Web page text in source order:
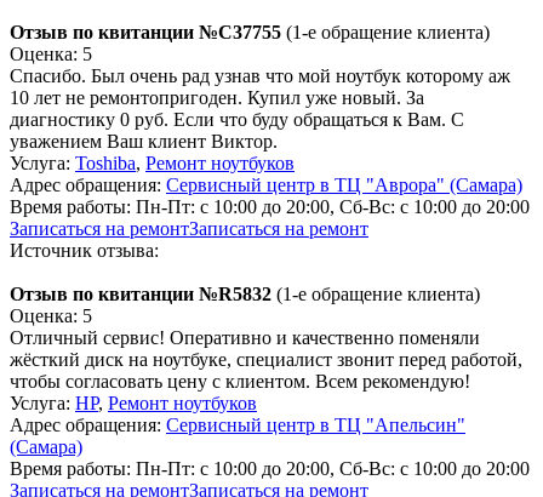
Отзыв по квитанции №C37755 (1-е обращение клиента)
Оценка: 5
Спасибо. Был очень рад узнав что мой ноутбук которому аж
10 лет не ремонтопригоден. Купил уже новый. За
диагностику 0 руб. Если что буду обращаться к Вам. С
уважением Ваш клиент Виктор.
Услуга: Toshiba, Ремонт ноутбуков
Адрес обращения: Сервисный центр в ТЦ "Аврора" (Самара)
Время работы: Пн-Пт: с 10:00 до 20:00, Сб-Вс: с 10:00 до 20:00
Записаться на ремонтЗаписаться на ремонт
Источник отзыва:
Отзыв по квитанции №R5832 (1-е обращение клиента)
Оценка: 5
Отличный сервис! Оперативно и качественно поменяли
жёсткий диск на ноутбуке, специалист звонит перед работой,
чтобы согласовать цену с клиентом. Всем рекомендую!
Услуга: HP, Ремонт ноутбуков
Адрес обращения: Сервисный центр в ТЦ "Апельсин"
(Самара)
Время работы: Пн-Пт: с 10:00 до 20:00, Сб-Вс: с 10:00 до 20:00
Записаться на ремонтЗаписаться на ремонт